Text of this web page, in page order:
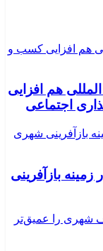
هم افزایی
اجتماعی
بازآفرینی